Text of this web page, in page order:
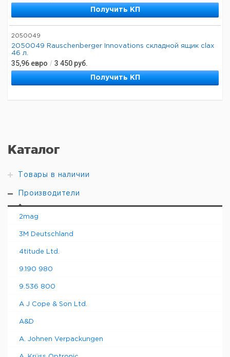
Каталог
Товары в наличии
Производители
2mag
3M Deutschland
4titude Ltd.
9.190 980
9.536 800
A J Cope & Son Ltd.
A&D
A. Johnen Verpackungen
Получить КП
2050049
2050049 Rauschenberger Innovations складной ящик clax
46 л.
35,96 евро / 3 450 руб.
Получить КП